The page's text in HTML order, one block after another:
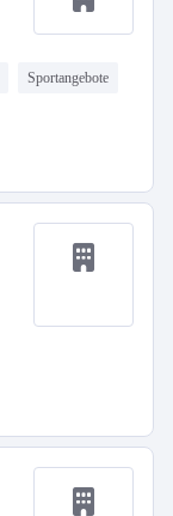
Sportangebote